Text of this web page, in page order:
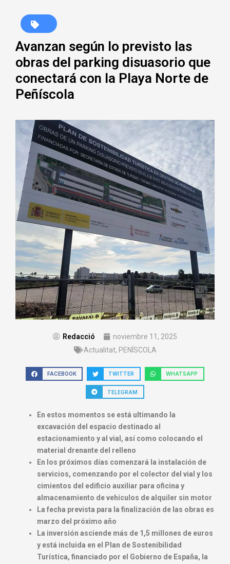
Avanzan según lo previsto las
obras del parking disuasorio que
conectará con la Playa Norte de
Peñíscola
Redacció
noviembre 11, 2025
Actualitat, PENÍSCOLA
FACEBOOK TWITTER WHATSAPP
TELEGRAM
En estos momentos se está ultimando la
excavación del espacio destinado al
estacionamiento y al vial, así como colocando el
material drenante del relleno
En los próximos días comenzará la instalación de
servicios, comenzando por el colector del vial y los
cimientos del edificio auxiliar para oficina y
almacenamiento de vehículos de alquiler sin motor
La fecha prevista para la finalización de las obras es
marzo del próximo año
La inversión asciende más de 1,5 millones de euros
y está incluida en el Plan de Sostenibilidad
Turística, financiado por el Gobierno de España, la